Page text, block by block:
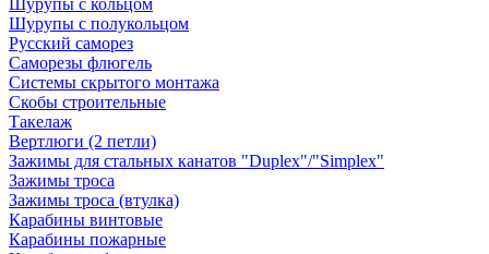
Шурупы с кольцом
Шурупы с полукольцом
Русский саморез
Саморезы флюгель
Системы скрытого монтажа
Скобы строительные
Такелаж
Вертлюги (2 петли)
Зажимы для стальных канатов "Duplex"/"Simplex"
Зажимы троса
Зажимы троса (втулка)
Карабины винтовые
Карабины пожарные